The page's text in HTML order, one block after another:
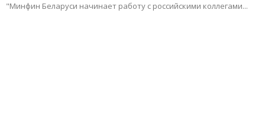
"Минфин Беларуси начинает работу с российскими коллегами...